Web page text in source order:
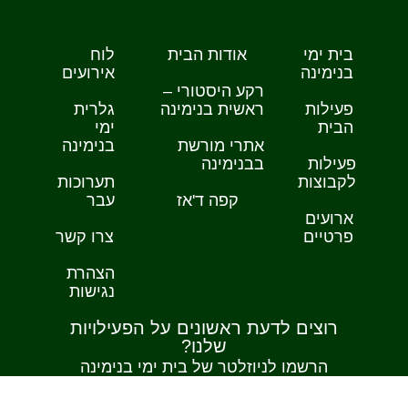
בית ימי
בנימינה
פעילות
הבית
פעילות
לקבוצות
ארועים
פרטיים
אודות הבית
רקע היסטורי –
ראשית בנימינה
אתרי מורשת
בבנימינה
קפה ד'אז
לוח
אירועים
גלרית
ימי
בנימינה
תערוכות
עבר
צרו קשר
הצהרת
נגישות
רוצים לדעת ראשונים על הפעילויות
שלנו?
הרשמו לניוזלטר של בית ימי בנימינה